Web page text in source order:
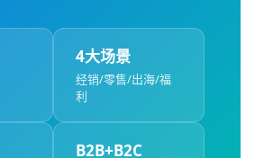
4大场景
经销/零售/出海/福
利
B2B+B2C